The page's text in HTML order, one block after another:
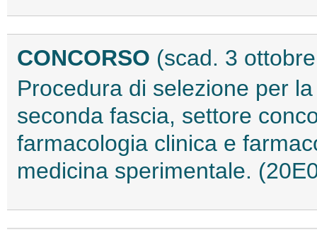
CONCORSO (scad. 3
Procedura di selezione per
seconda fascia, settore
farmacologia clinica e
medicina sperimentale.